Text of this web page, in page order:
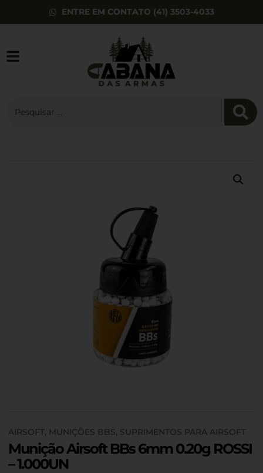
ENTRE EM CONTATO (41) 3503-4033
AIRSOFT, MUNIÇÕES BBS, SUPRIMENTOS PARA AIRSOFT
Munição Airsoft BBs 6mm 0.20g ROSSI
– 1.000UN